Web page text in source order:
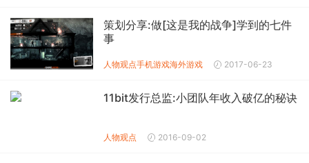
策划分享:做[这是我的战争]学到的七件
事
人物观点手机游戏海外游戏 2017-06-23
11bit发行总监:小团队年收入破亿的秘诀
人物观点 2016-09-02